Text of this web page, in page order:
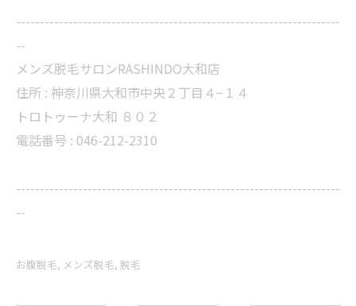
--------------------------------------------------------------------
--
メンズ脱毛サロンRASHINDO大和店
住所 : 神奈川県大和市中央２丁目４−１４
トロトゥーナ大和 ８０２
電話番号 : 046-212-2310
--------------------------------------------------------------------
--
お腹脱毛 メンズ脱毛 脱毛